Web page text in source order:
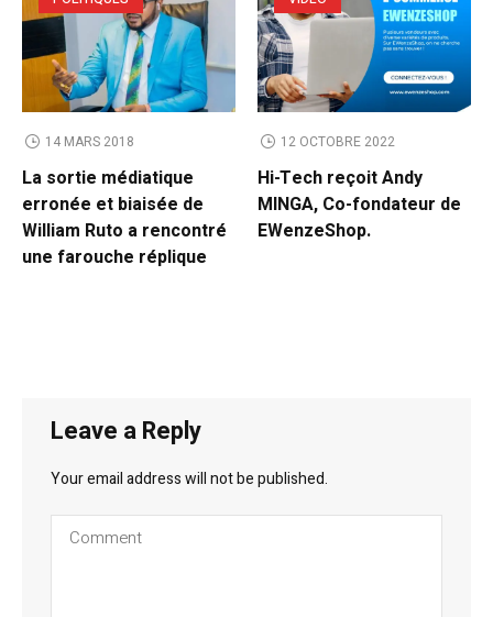
14 MARS 2018
La sortie médiatique
erronée et biaisée de
William Ruto a rencontré
une farouche réplique
12 OCTOBRE 2022
Hi-Tech reçoit Andy
MINGA, Co-fondateur de
EWenzeShop.
Leave a Reply
Your email address will not be published.